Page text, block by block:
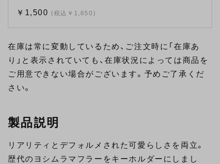
￥1,500 (税込￥1,650)
在庫は常に変動しているため、ご注文時に「在庫あ
り」と表示されていても、在庫状況によっては商品を
ご用意できない場合がございます。予めご了承くだ
さい。
製品説明
リアリティとデフォルメされた可愛らしさを両立。
歴代のヨシムラマフラーをキーホルダーにしまし